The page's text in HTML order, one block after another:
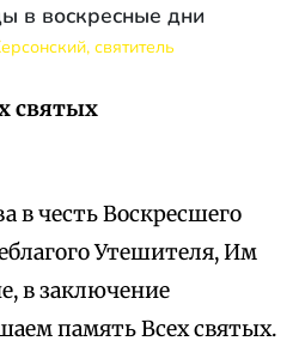
в воскресные дни
святитель
святых
в честь Воскресшего
Утешителя, Им
в заключение
память Всех святых.